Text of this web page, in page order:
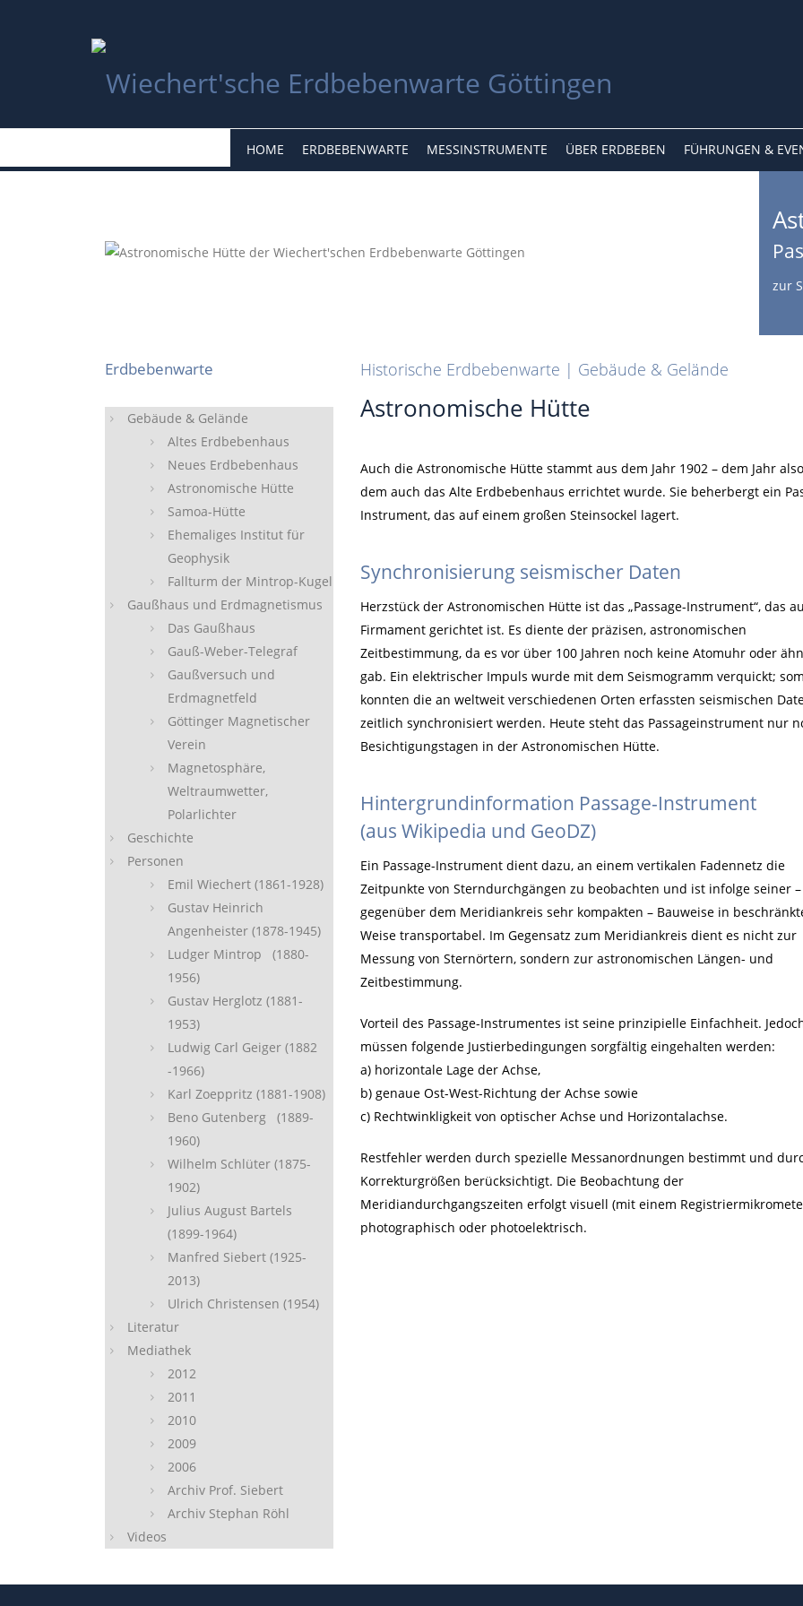
HOME ERDBEBENWARTE MESSINSTRUMENTE ÜBER ERDBEBEN FÜHRUNGEN &
zur
Erdbebenwarte
Gebäude & Gelände
Altes Erdbebenhaus
Neues Erdbebenhaus
Astronomische Hütte
Samoa-Hütte
Ehemaliges Institut für
Geophysik
Fallturm der Mintrop-Kugel
Gaußhaus und Erdmagnetismus
Das Gaußhaus
Gauß-Weber-Telegraf
Gaußversuch und
Erdmagnetfeld
Göttinger Magnetischer
Verein
Magnetosphäre,
Weltraumwetter,
Polarlichter
Geschichte
Personen
Emil Wiechert (1861-1928)
Gustav Heinrich
Angenheister (1878-1945)
Ludger Mintrop (1880-
1956)
Gustav Herglotz (1881-
1953)
Ludwig Carl Geiger (1882
-1966)
Karl Zoeppritz (1881-1908)
Beno Gutenberg (1889-
1960)
Wilhelm Schlüter (1875-
1902)
Julius August Bartels
(1899-1964)
Manfred Siebert (1925-
2013)
Ulrich Christensen (1954)
Literatur
Mediathek
2012
2011
2010
2009
2006
Archiv Prof. Siebert
Archiv Stephan Röhl
Videos
Historische Erdbebenwarte | Gebäude & Gelände
Astronomische Hütte
Auch die Astronomische Hütte stammt aus dem Jahr 1902 – dem Jahr
dem auch das Alte Erdbebenhaus errichtet wurde. Sie beherbergt ein
Instrument, das auf einem großen Steinsockel lagert.
Synchronisierung seismischer Daten
Herzstück der Astronomischen Hütte ist das „Passage-Instrument“, das
Firmament gerichtet ist. Es diente der präzisen, astronomischen
Zeitbestimmung, da es vor über 100 Jahren noch keine Atomuhr oder
gab. Ein elektrischer Impuls wurde mit dem Seismogramm verquickt;
konnten die an weltweit verschiedenen Orten erfassten seismischen
zeitlich synchronisiert werden. Heute steht das Passageinstrument nur
Besichtigungstagen in der Astronomischen Hütte.
Hintergrundinformation Passage-Instrument
(aus Wikipedia und GeoDZ)
Ein Passage-Instrument dient dazu, an einem vertikalen Fadennetz die
Zeitpunkte von Sterndurchgängen zu beobachten und ist infolge seiner –
gegenüber dem Meridiankreis sehr kompakten – Bauweise in
Weise transportabel. Im Gegensatz zum Meridiankreis dient es nicht zur
Messung von Sternörtern, sondern zur astronomischen Längen- und
Zeitbestimmung.
Vorteil des Passage-Instrumentes ist seine prinzipielle Einfachheit.
müssen folgende Justierbedingungen sorgfältig eingehalten werden:
a) horizontale Lage der Achse,
b) genaue Ost-West-Richtung der Achse sowie
c) Rechtwinkligkeit von optischer Achse und Horizontalachse.
Restfehler werden durch spezielle Messanordnungen bestimmt und
Korrekturgrößen berücksichtigt. Die Beobachtung der
Meridiandurchgangszeiten erfolgt visuell (mit einem
photographisch oder photoelektrisch.